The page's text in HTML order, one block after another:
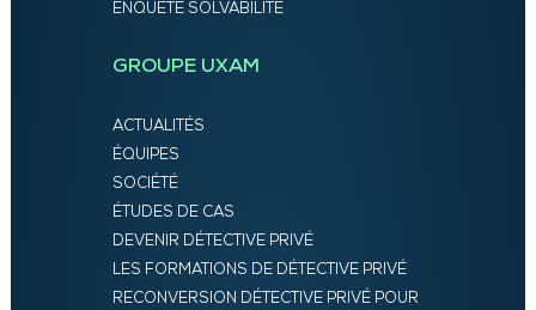
ENQUÊTE SOLVABILITÉ
GROUPE UXAM
ACTUALITÉS
ÉQUIPES
SOCIÉTÉ
ÉTUDES DE CAS
DEVENIR DÉTECTIVE PRIVÉ
LES FORMATIONS DE DÉTECTIVE PRIVÉ
RECONVERSION DÉTECTIVE PRIVÉ POUR